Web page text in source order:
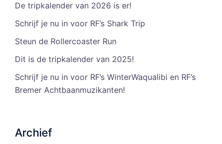
De tripkalender van 2026 is er!
Schrijf je nu in voor RF’s Shark Trip
Steun de Rollercoaster Run
Dit is de tripkalender van 2025!
Schrijf je nu in voor RF’s WinterWaqualibi en RF’s
Bremer Achtbaanmuzikanten!
Archief